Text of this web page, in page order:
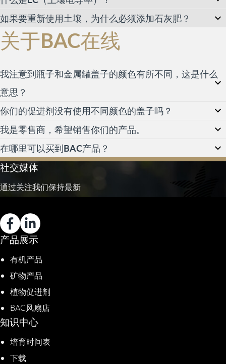
如果要重新使用土壤，为什么必须添加石灰肥？
关于BAC在线
我注意到瓶子和金属罐盖子的颜色有所不同，这是什么
意思？
你们的促进剂没有使用不同颜色的盖子吗？
我是零售商，希望销售你们的产品。
在哪里可以买到BAC产品？
社交媒体
通过关注我们保持最新
产品展示
有机产品
矿物产品
植物促进剂​
BAC风扇店
知识中心
培育时间表
下载